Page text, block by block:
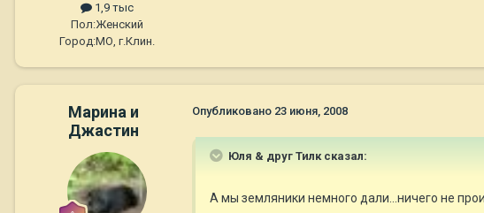
1,9 тыс
Пол:Женский
Город:МО, г.Клин.
Марина и
Джастин
Опубликовано 23 июня, 2008
Юля & друг Тилк сказал:
А мы земляники немного дали...ничего не